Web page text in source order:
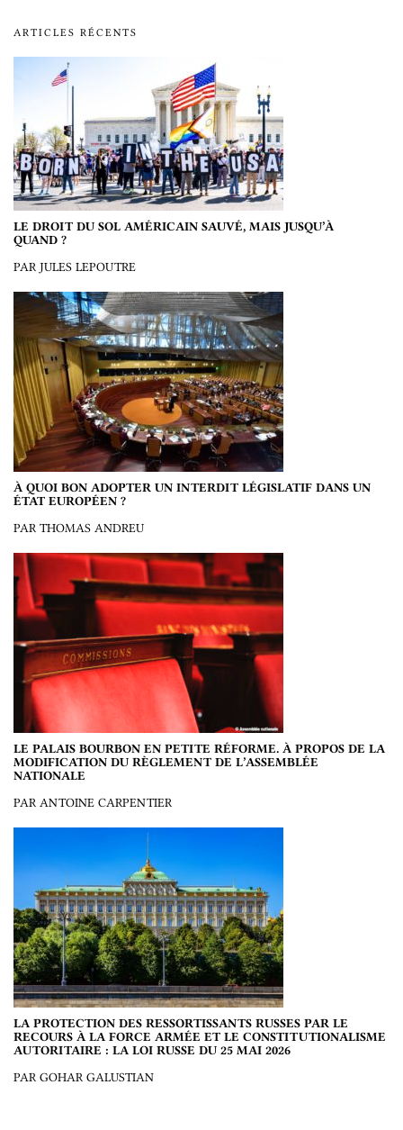
ARTICLES RÉCENTS
LE DROIT DU SOL AMÉRICAIN SAUVÉ, MAIS JUSQU’À
QUAND ?
PAR JULES LEPOUTRE
À QUOI BON ADOPTER UN INTERDIT LÉGISLATIF DANS UN
ÉTAT EUROPÉEN ?
PAR THOMAS ANDREU
LE PALAIS BOURBON EN PETITE RÉFORME. À PROPOS DE LA
MODIFICATION DU RÈGLEMENT DE L’ASSEMBLÉE
NATIONALE
PAR ANTOINE CARPENTIER
LA PROTECTION DES RESSORTISSANTS RUSSES PAR LE
RECOURS À LA FORCE ARMÉE ET LE CONSTITUTIONALISME
AUTORITAIRE : LA LOI RUSSE DU 25 MAI 2026
PAR GOHAR GALUSTIAN